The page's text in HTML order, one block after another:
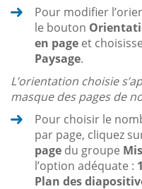
Pour modifier
le bouton
en page et
Paysage.
L’orientation choisie
masque des pages de
Pour choisir le
par page, cliquez
page du groupe
l’option adéquate : 1
Plan des